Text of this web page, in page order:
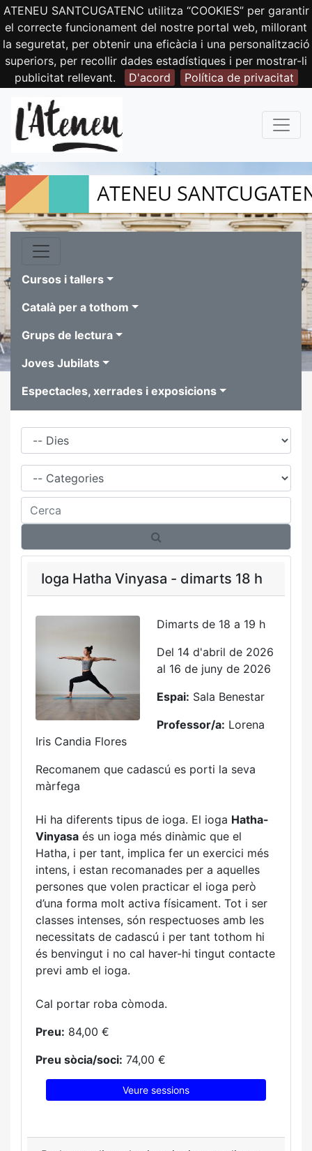
ATENEU SANTCUGATENC utilitza “COOKIES” per garantir
el correcte funcionament del nostre portal web, millorant
la seguretat, per obtenir una eficàcia i una personalització
superiors, per recollir dades estadístiques i per mostrar-li
publicitat rellevant.
D'acord Política de privacitat
Cursos i tallers
Català per a tothom
Grups de lectura
Joves Jubilats
Espectacles, xerrades i exposicions
Dies
Família
Cerca
Ioga Hatha Vinyasa - dimarts 18 h
Dimarts de 18 a 19 h
Del 14 d'abril de 2026
al 16 de juny de 2026
Espai: Sala Benestar
Professor/a: Lorena
Iris Candia Flores
Recomanem que cadascú es porti la seva
màrfega
Hi ha diferents tipus de ioga. El ioga Hatha-
Vinyasa és un ioga més dinàmic que el
Hatha, i per tant, implica fer un exercici més
intens, i estan recomanades per a aquelles
persones que volen practicar el ioga però
d’una forma molt activa físicament. Tot i ser
classes intenses, són respectuoses amb les
necessitats de cadascú i per tant tothom hi
és benvingut i no cal haver-hi tingut contacte
previ amb el ioga.
Cal portar roba còmoda.
Preu: 84,00 €
Preu sòcia/soci: 74,00 €
Veure sessions